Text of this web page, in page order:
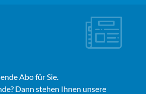
Abo für Sie.
Dann stehen Ihnen unsere